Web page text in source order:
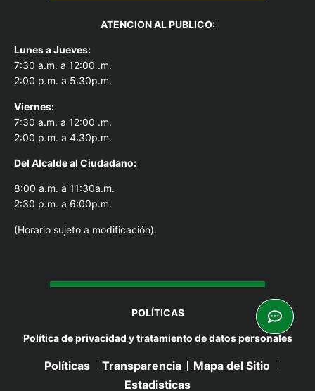
ATENCION AL PUBLICO:
Lunes a Jueves:
7:30 a.m. a 12:00 .m.
2:00 p.m. a 5:30p.m.
Viernes:
7:30 a.m. a 12:00 .m.
2:00 p.m. a 4:30p.m.
Del Alcalde al Ciudadano:
8:00 a.m. a 11:30a.m.
2:30 p.m. a 6:00p.m.
(Horario sujeto a modificación).
POLÍTICAS
Política de privacidad y tratamiento de datos personales
Políticas Transparencia
Mapa del Sitio
Estadisticas